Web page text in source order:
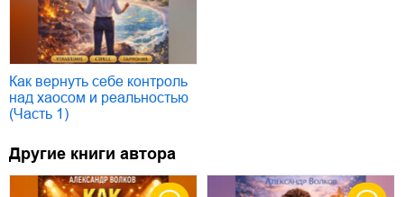
Как вернуть себе контроль
над хаосом и реальностью
(Часть 1)
Другие книги автора